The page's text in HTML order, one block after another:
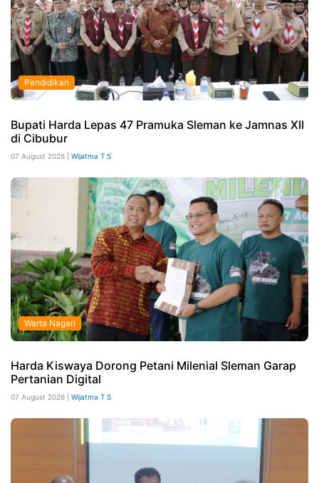
Pendidikan
Bupati Harda Lepas 47 Pramuka Sleman ke Jamnas XII
di Cibubur
07 August 2026 | Wijatma T S
Warta Nagari
Harda Kiswaya Dorong Petani Milenial Sleman Garap
Pertanian Digital
07 August 2026 | Wijatma T S